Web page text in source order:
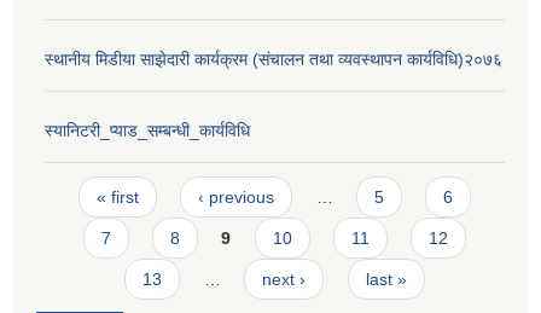
स्थानीय मिडीया साझेदारी कार्यक्रम (संचालन तथा व्यवस्थापन कार्यविधि)२०७६
स्यानिटरी_प्याड_सम्बन्धी_कार्यविधि
Pages
« first ‹ previous 5 6
7 8 9 10 11 12
13 next › last »